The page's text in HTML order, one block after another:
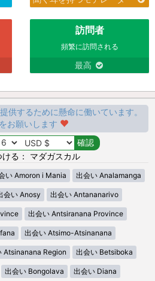
訪問者
頻繁に訪問される
最高
供するために懸命に働いています。
お願いします
る： マダガスカル
い Amoron i Mania 出会い Analamanga
会い Anosy 出会い Antananarivo
出会い Antsiranana Province
出会い Atsimo-Atsinanana
Atsinanana Region 出会い Betsiboka
出会い Bongolava 出会い Diana